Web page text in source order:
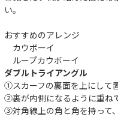
い。
おすすめのアレンジ
カウボーイ
ループカウボーイ
ダブルトライアングル
①スカーフの裏面を上にして
②裏が内側になるように重ね
③対角線上の角と角を持って